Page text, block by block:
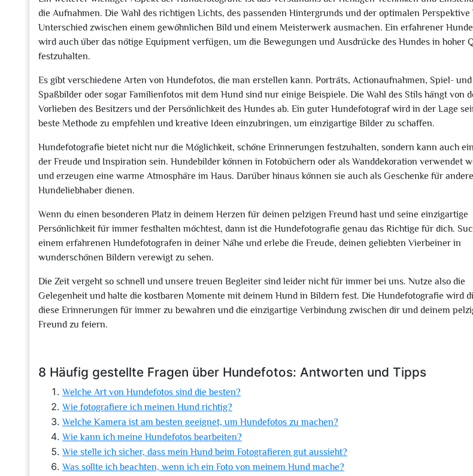
die Aufnahmen. Die Wahl des richtigen Lichts, des passenden Hintergrunds und der optimalen Perspektive
Unterschied zwischen einem gewöhnlichen Bild und einem Meisterwerk ausmachen. Ein erfahrener
wird auch über das nötige Equipment verfügen, um die Bewegungen und Ausdrücke des Hundes in hoher
festzuhalten.
Es gibt verschiedene Arten von Hundefotos, die man erstellen kann. Porträts, Actionaufnahmen, Spiel- und
Spaßbilder oder sogar Familienfotos mit dem Hund sind nur einige Beispiele. Die Wahl des Stils hängt von
Vorlieben des Besitzers und der Persönlichkeit des Hundes ab. Ein guter Hundefotograf wird in der Lage
beste Methode zu empfehlen und kreative Ideen einzubringen, um einzigartige Bilder zu schaffen.
Hundefotografie bietet nicht nur die Möglichkeit, schöne Erinnerungen festzuhalten, sondern kann auch
der Freude und Inspiration sein. Hundebilder können in Fotobüchern oder als Wanddekoration verwendet
und erzeugen eine warme Atmosphäre im Haus. Darüber hinaus können sie auch als Geschenke für andere
Hundeliebhaber dienen.
Wenn du einen besonderen Platz in deinem Herzen für deinen pelzigen Freund hast und seine einzigartige
Persönlichkeit für immer festhalten möchtest, dann ist die Hundefotografie genau das Richtige für dich.
einem erfahrenen Hundefotografen in deiner Nähe und erlebe die Freude, deinen geliebten Vierbeiner in
wunderschönen Bildern verewigt zu sehen.
Die Zeit vergeht so schnell und unsere treuen Begleiter sind leider nicht für immer bei uns. Nutze also die
Gelegenheit und halte die kostbaren Momente mit deinem Hund in Bildern fest. Die Hundefotografie wird
diese Erinnerungen für immer zu bewahren und die einzigartige Verbindung zwischen dir und deinem
Freund zu feiern.
8 Häufig gestellte Fragen über Hundefotos: Antworten und Tipps
Welche Art von Hundefotos sind die besten?
Wie fotografiere ich meinen Hund richtig?
Welche Kamera ist am besten geeignet, um Hundefotos zu machen?
Wie kann ich meine Hundefotos bearbeiten?
Wie stelle ich sicher, dass mein Hund beim Fotografieren gut aussieht?
Was sollte ich beachten, wenn ich ein Foto von meinem Hund mache?